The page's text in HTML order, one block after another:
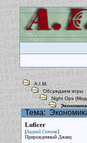
A.I.M.
Обсуждаем игры
Night Ops
Тема:
Luficer
[Аццкий Сотона]
Прирожденный Джаец